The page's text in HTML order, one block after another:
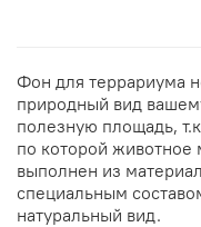
Фон для террариума
природный вид
полезную площадь,
по которой животное
выполнен из
специальным
натуральный вид.